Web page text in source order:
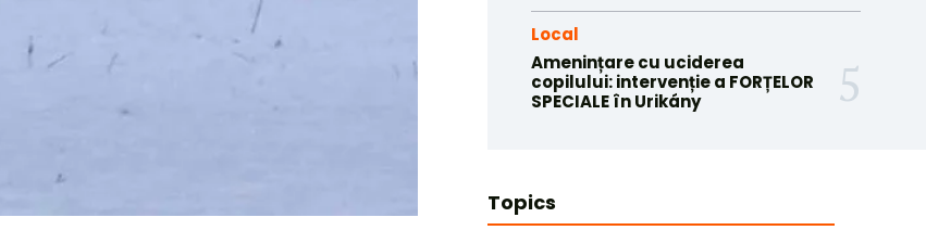
Local
Amenințare cu uciderea
copilului: intervenție a FORȚELOR
SPECIALE în Urikány
Topics